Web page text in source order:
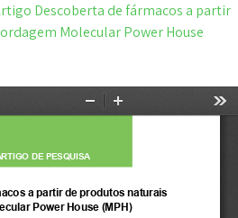
Descoberta de fármacos a partir
Molecular Power House